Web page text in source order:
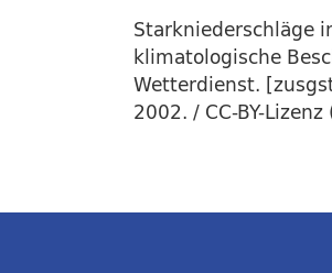
Starkniederschläge
klimatologische
Wetterdienst.
2002. / CC-BY-